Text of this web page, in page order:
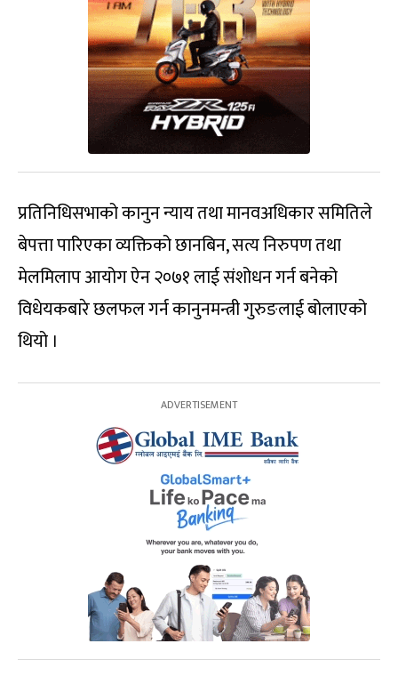
प्रतिनिधिसभाको कानुन न्याय तथा मानवअधिकार समितिले
बेपत्ता पारिएका व्यक्तिको छानबिन, सत्य निरुपण तथा
मेलमिलाप आयोग ऐन २०७१ लाई संशोधन गर्न बनेको
विधेयकबारे छलफल गर्न कानुनमन्त्री गुरुङलाई बोलाएको
थियो ।